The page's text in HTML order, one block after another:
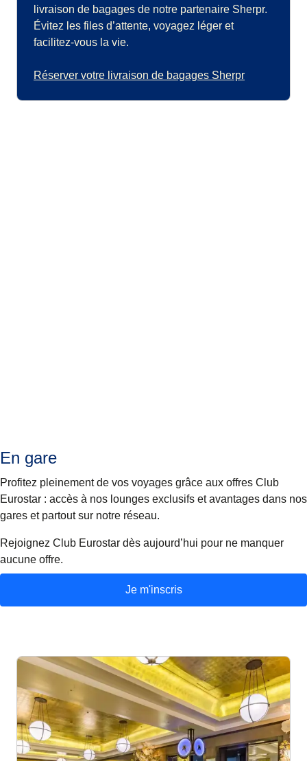
livraison de bagages de notre partenaire Sherpr.
Évitez les files d’attente, voyagez léger et
facilitez-vous la vie.
Réserver votre livraison de bagages Sherpr
En gare
Profitez pleinement de vos voyages grâce aux offres Club
Eurostar : accès à nos lounges exclusifs et avantages dans nos
gares et partout sur notre réseau.
Rejoignez Club Eurostar dès aujourd’hui pour ne manquer
aucune offre.
Je m'inscris
(Ouvre un nouvel onglet